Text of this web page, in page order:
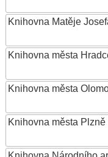
Knihovna Matěje
Knihovna města
Knihovna města
Knihovna města Plzně